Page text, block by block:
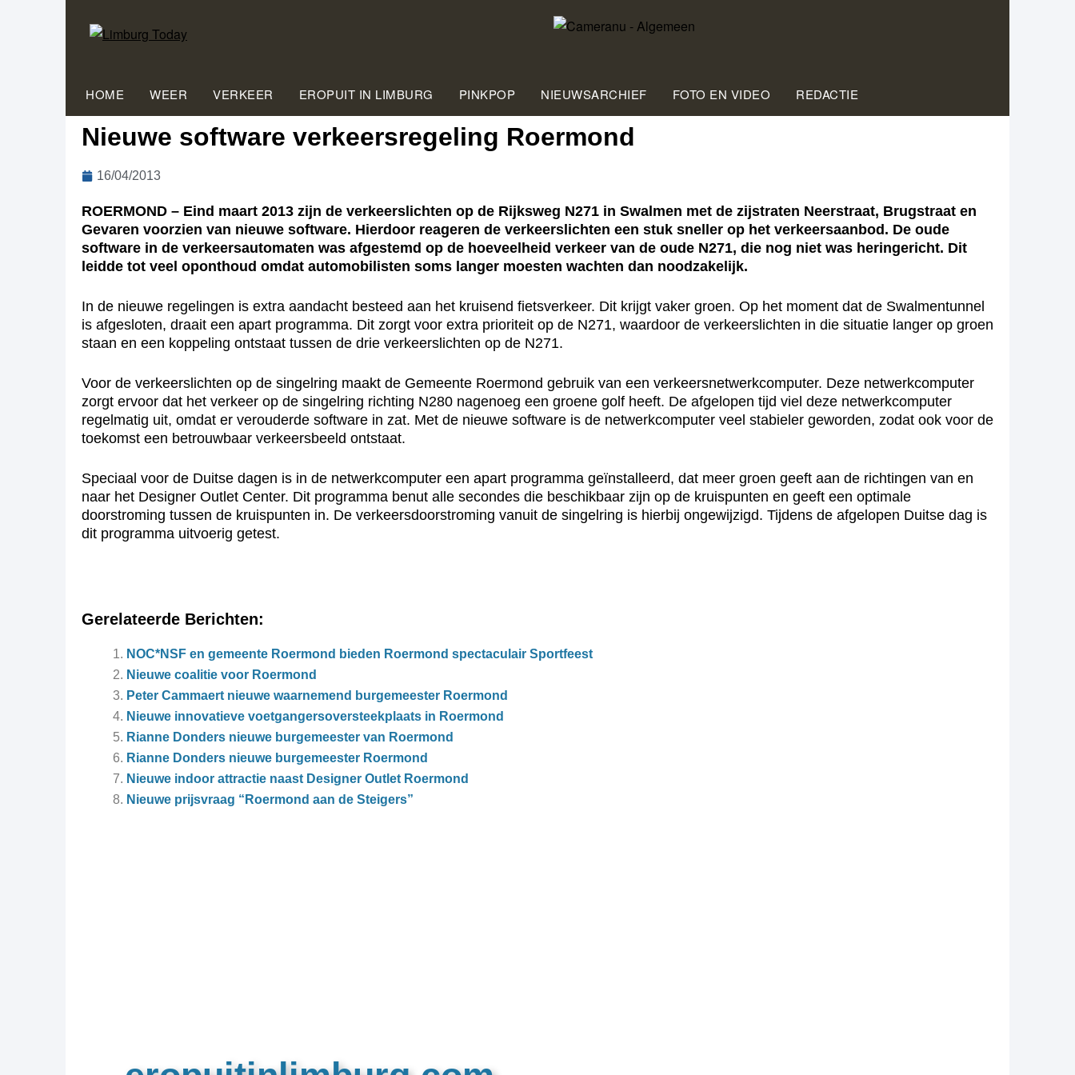
HOME WEER VERKEER EROPUIT IN LIMBURG PINKPOP NIEUWSARCHIEF FOTO EN VIDEO REDACTIE
Nieuwe software verkeersregeling Roermond
16/04/2013
ROERMOND – Eind maart 2013 zijn de verkeerslichten op de Rijksweg N271 in Swalmen met de zijstraten Neerstraat, Brugstraat en
Gevaren voorzien van nieuwe software. Hierdoor reageren de verkeerslichten een stuk sneller op het verkeersaanbod. De oude
software in de verkeersautomaten was afgestemd op de hoeveelheid verkeer van de oude N271, die nog niet was heringericht. Dit
leidde tot veel oponthoud omdat automobilisten soms langer moesten wachten dan noodzakelijk.
In de nieuwe regelingen is extra aandacht besteed aan het kruisend fietsverkeer. Dit krijgt vaker groen. Op het moment dat de Swalmentunnel
is afgesloten, draait een apart programma. Dit zorgt voor extra prioriteit op de N271, waardoor de verkeerslichten in die situatie langer op groen
staan en een koppeling ontstaat tussen de drie verkeerslichten op de N271.
Voor de verkeerslichten op de singelring maakt de Gemeente Roermond gebruik van een verkeersnetwerkcomputer. Deze netwerkcomputer
zorgt ervoor dat het verkeer op de singelring richting N280 nagenoeg een groene golf heeft. De afgelopen tijd viel deze netwerkcomputer
regelmatig uit, omdat er verouderde software in zat. Met de nieuwe software is de netwerkcomputer veel stabieler geworden, zodat ook voor de
toekomst een betrouwbaar verkeersbeeld ontstaat.
Speciaal voor de Duitse dagen is in de netwerkcomputer een apart programma geïnstalleerd, dat meer groen geeft aan de richtingen van en
naar het Designer Outlet Center. Dit programma benut alle secondes die beschikbaar zijn op de kruispunten en geeft een optimale
doorstroming tussen de kruispunten in. De verkeersdoorstroming vanuit de singelring is hierbij ongewijzigd. Tijdens de afgelopen Duitse dag is
dit programma uitvoerig getest.
Gerelateerde Berichten:
NOC*NSF en gemeente Roermond bieden Roermond spectaculair Sportfeest
Nieuwe coalitie voor Roermond
Peter Cammaert nieuwe waarnemend burgemeester Roermond
Nieuwe innovatieve voetgangersoversteekplaats in Roermond
Rianne Donders nieuwe burgemeester van Roermond
Rianne Donders nieuwe burgemeester Roermond
Nieuwe indoor attractie naast Designer Outlet Roermond
Nieuwe prijsvraag “Roermond aan de Steigers”